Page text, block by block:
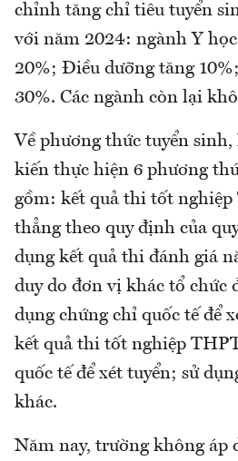
chỉnh tăng chỉ tiêu tuyển
với năm 2024: ngành Y
20%; Điều dưỡng tăng
30%. Các ngành còn lại
Về phương thức tuyển
kiến thực hiện 6 phương
gồm: kết quả thi tốt
thẳng theo quy định của
dụng kết quả thi đánh giá
duy do đơn vị khác tổ chức
dụng chứng chỉ quốc tế để
kết quả thi tốt nghiệp
quốc tế để xét tuyển; sử
khác.
Năm nay, trường không áp